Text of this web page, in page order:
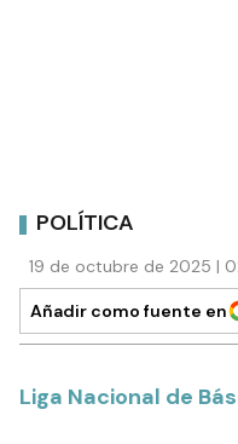
POLÍTICA
19 de octubre de 2025 |
Añadir como fuente en
Liga Nacional de